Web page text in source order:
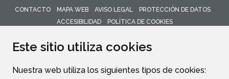
Este sitio utiliza cookies
Nuestra web utiliza los siguientes tipos de cookies:
CONTACTO MAPA WEB AVISO LEGAL
PROTECCIÓN DE DATOS
ACCESIBILIDAD
POLÍTICA DE COOKIES